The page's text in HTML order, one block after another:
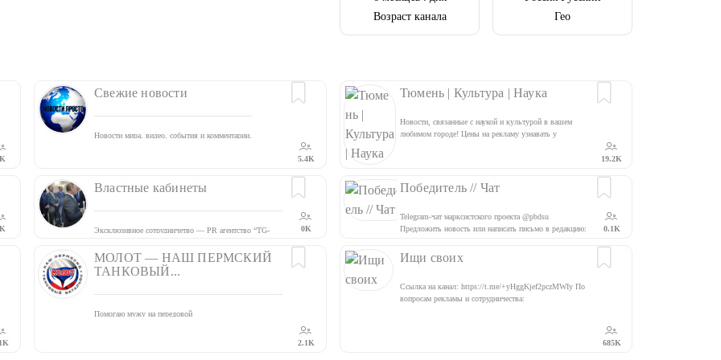
Возраст канала
Гео
Свежие новости
Новости мира, видео, события и комментарии.
5.4K
Тюмень | Культура | Наука
Новости, связанные с наукой и культурой в вашем
любимом городе! Цены на рекламу узнавать у
19.2K
Властные кабинеты
Эксклюзивное сотрудничетво — PR агентство “TG-
0K
Победитель // Чат
Telegram-чат марксистского проекта @pbdsu
Предложить новость или написать письмо в редакцию:
пропаганда человеконенавистнических идей.
0.1K
МОЛОТ — НАШ ПЕРМСКИЙ
ТАНКОВЫЙ...
Помогаю мужу на передовой
2.1K
Ищи своих
Ссылка на канал: https://t.me/+yHggKjef2pczMWIy По
вопросам рекламы и сотрудничества:
685K